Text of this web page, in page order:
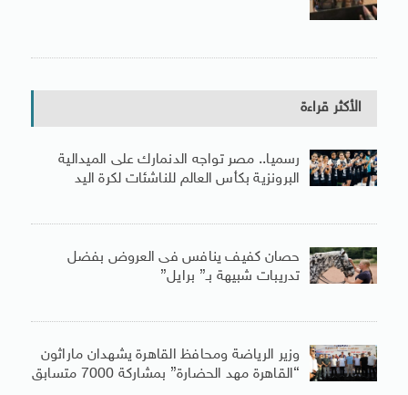
الأكثر قراءة
رسميا.. مصر تواجه الدنمارك على الميدالية
البرونزية بكأس العالم للناشئات لكرة اليد
حصان كفيف ينافس فى العروض بفضل
تدريبات شبيهة بـ” برايل”
وزير الرياضة ومحافظ القاهرة يشهدان ماراثون
“القاهرة مهد الحضارة” بمشاركة 7000 متسابق